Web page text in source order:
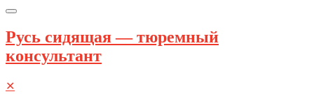
Русь сидящая — тюремный
консультант
✕